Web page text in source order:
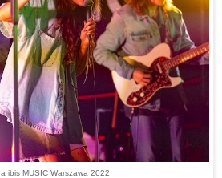
ibis MUSIC Warszawa 2022